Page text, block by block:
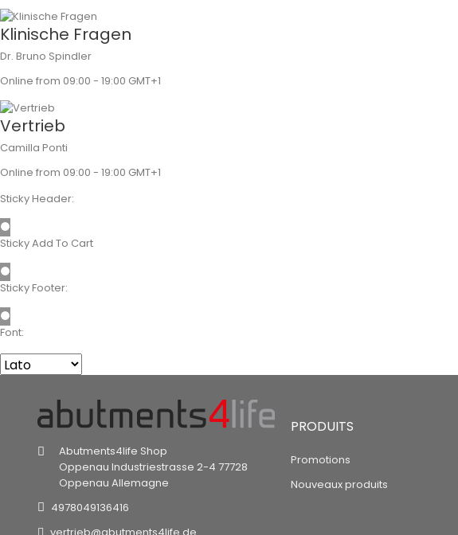
Klinische Fragen
Dr. Bruno Spindler
Online from 09:00 - 19:00 GMT+1
Vertrieb
Camilla Ponti
Online from 09:00 - 19:00 GMT+1
Sticky Header:
Sticky Add To Cart
Sticky Footer:
Font:
Abutments4life Shop
Oppenau Industriestrasse 2-4 77728
Oppenau Allemagne
4978049136416
vertrieb@abutments4life.de
PRODUITS
Promotions
Nouveaux produits